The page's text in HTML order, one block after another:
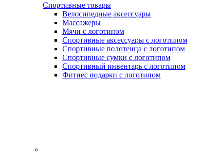
Спортивные товары
Велосипедные аксессуары
Массажеры
Мячи с логотипом
Спортивные аксессуары с логотипом
Спортивные полотенца с логотипом
Спортивные сумки с логотипом
Спортивный инвентарь с логотипом
Фитнес подарки с логотипом